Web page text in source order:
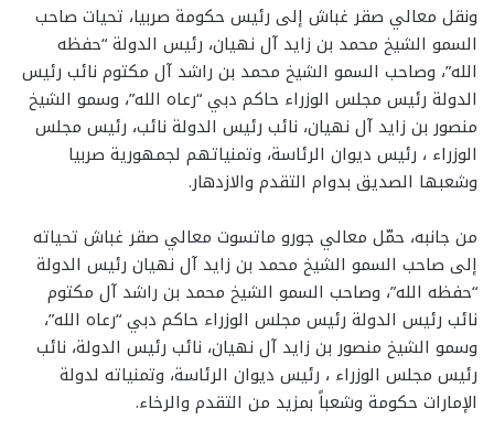
ونقل معالي صقر غباش إلى رئيس حكومة صربيا، تحيات صاحب
السمو الشيخ محمد بن زايد آل نهيان، رئيس الدولة “حفظه
الله”، وصاحب السمو الشيخ محمد بن راشد آل مكتوم نائب رئيس
الدولة رئيس مجلس الوزراء حاكم دبي “رعاه الله”، وسمو الشيخ
منصور بن زايد آل نهيان، نائب رئيس الدولة نائب، رئيس مجلس
الوزراء ، رئيس ديوان الرئاسة، وتمنياتهم لجمهورية صربيا
وشعبها الصديق بدوام التقدم والازدهار.
من جانبه، حمّل معالي جورو ماتسوت معالي صقر غباش تحياته
إلى صاحب السمو الشيخ محمد بن زايد آل نهيان رئيس الدولة
“حفظه الله”، وصاحب السمو الشيخ محمد بن راشد آل مكتوم
نائب رئيس الدولة رئيس مجلس الوزراء حاكم دبي “رعاه الله”،
وسمو الشيخ منصور بن زايد آل نهيان، نائب رئيس الدولة، نائب
رئيس مجلس الوزراء ، رئيس ديوان الرئاسة، وتمنياته لدولة
الإمارات حكومة وشعباً بمزيد من التقدم والرخاء.